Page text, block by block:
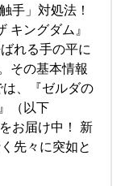
手」対処法！
キングダム』
れる手の平に
その基本情報
、『ゼルダの
（以下
お届け中！ 新
先々に突如と